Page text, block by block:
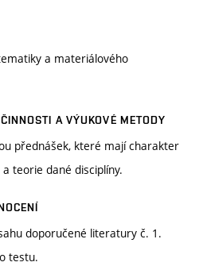
a materiálového
A VÝUKOVÉ METODY
přednášek, které mají charakter
teorie dané disciplíny.
doporučené literatury č. 1.
testu.